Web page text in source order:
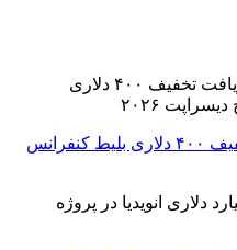
فرصت استثنایی: دریافت تخفیف ۴۰۰ دلاری بلیط کنفرانس